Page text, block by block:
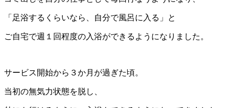
「足浴するくらいなら、自分で風呂に入る」と
ご自宅で週１回程度の入浴ができるようになりました。
サービス開始から３か月が過ぎた頃。
当初の無気力状態を脱し、